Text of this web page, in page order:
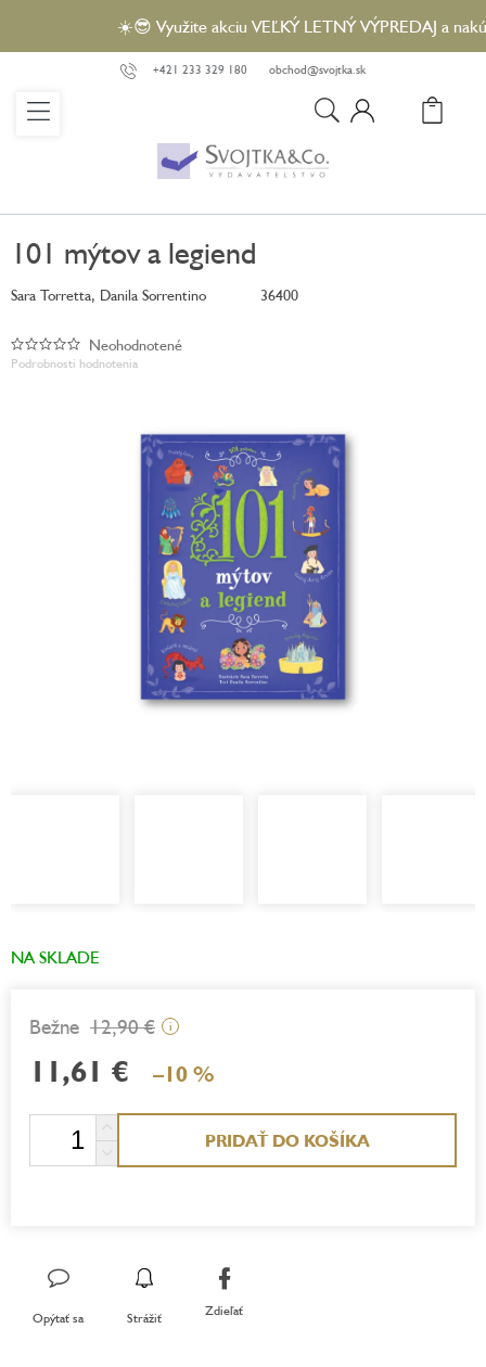
obsah
☀️😎 Využite akciu VEĽKÝ LETNÝ VÝPREDAJ a
+421 233 329 180 obchod@svojtka.sk
101 mýtov a legiend
Sara Torretta, Danila Sorrentino 36400
Podrobnosti hodnotenia
Priemerné
hodnotenie
Neohodnotené
NA SKLADE
12,90 € i
11,61 € –10 %
PRIDAŤ DO KOŠÍKA
Opýtať sa Strážiť Zdieľať